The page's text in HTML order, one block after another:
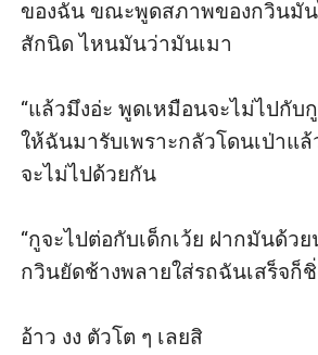
ของฉัน ขณะพูดสภาพของกวินมัน
สักนิด ไหนมันว่ามันเมา
“แล้วมึงอ่ะ พูดเหมือนจะไม่ไปกับ
ให้ฉันมารับเพราะกลัวโดนเป่าแ
จะไม่ไปด้วยกัน
“กูจะไปต่อกับเด็กเว้ย ฝากมันด้วย
กวินยัดช้างพลายใส่รถฉันเสร็จก็
อ้าว งง ตัวโต ๆ เลยสิ